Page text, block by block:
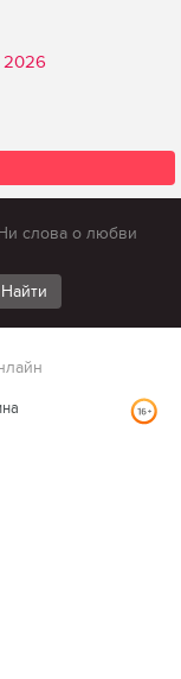
2026
слова о любви